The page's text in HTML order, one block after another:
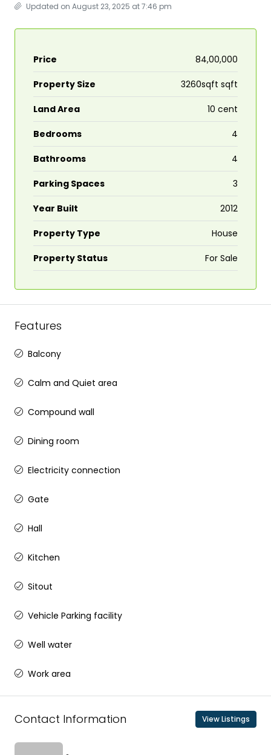
Updated on August 23, 2025 at 7:46 pm
Price ₹84,00,000
Property Size 3260sqft sqft
Land Area 10 cent
Bedrooms 4
Bathrooms 4
Parking Spaces 3
Year Built 2012
Property Type House
Property Status For Sale
Features
Balcony
Calm and Quiet area
Compound wall
Dining room
Electricity connection
Gate
Hall
Kitchen
Sitout
Vehicle Parking facility
Well water
Work area
Contact Information View Listings